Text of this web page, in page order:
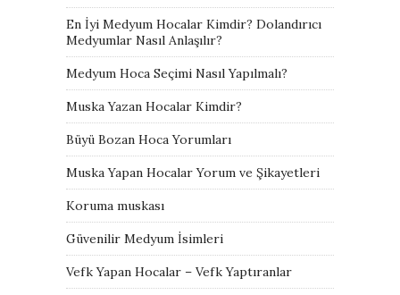
En İyi Medyum Hocalar Kimdir? Dolandırıcı
Medyumlar Nasıl Anlaşılır?
Medyum Hoca Seçimi Nasıl Yapılmalı?
Muska Yazan Hocalar Kimdir?
Büyü Bozan Hoca Yorumları
Muska Yapan Hocalar Yorum ve Şikayetleri
Koruma muskası
Güvenilir Medyum İsimleri
Vefk Yapan Hocalar – Vefk Yaptıranlar